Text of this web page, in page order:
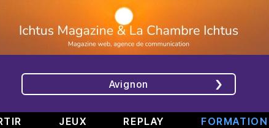
Avignon
JEUX REPLAY FORMATION